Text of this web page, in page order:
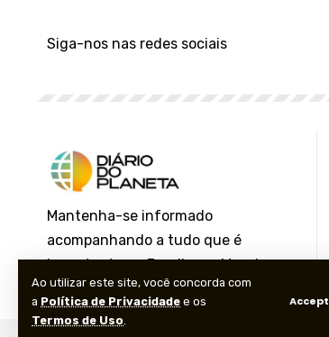
Ao utilizar este site, você concorda com
a Política de Privacidade e os
Termos de Uso.
Accept
Siga-nos nas redes sociais
Mantenha-se informado
acompanhando a tudo que é
importante no Brasil e no Mundo
pelas nossas redes sociais